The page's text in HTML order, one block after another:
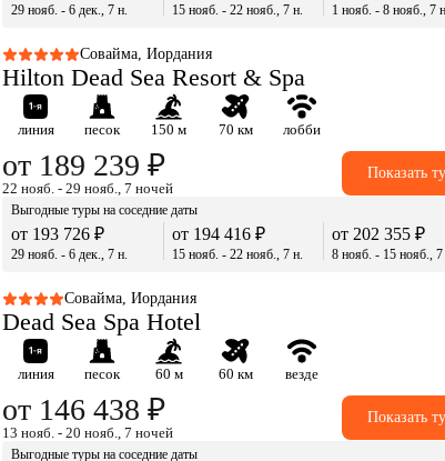
29 нояб. - 6 дек., 7 н. 15 нояб. - 22 нояб., 7 н. 1 нояб. - 8 нояб., 7 н.
Совайма, Иордания
Hilton Dead Sea Resort & Spa
линия песок 150 м 70 км лобби
от 189 239 ₽
22 нояб. - 29 нояб., 7 ночей
Показать
Выгодные туры на соседние даты
от 193 726 ₽
29 нояб. - 6 дек., 7 н.
от 194 416 ₽
15 нояб. - 22 нояб., 7 н.
от 202 355 ₽
8 нояб. - 15 нояб., 7
Совайма, Иордания
Dead Sea Spa Hotel
линия песок 60 м 60 км везде
от 146 438 ₽
13 нояб. - 20 нояб., 7 ночей
Показать
Выгодные туры на соседние даты